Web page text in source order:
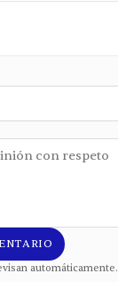
automáticamente.